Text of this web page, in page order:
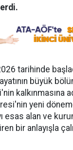
tarihinde
büyük
kalkınmasına
yeni
esas alan ve
bir anlayışla